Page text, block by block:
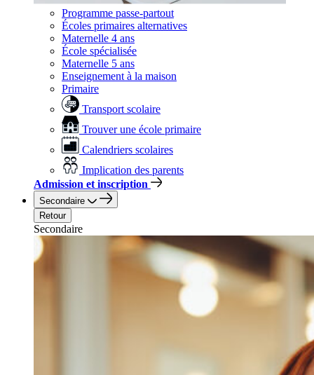
Programme passe-partout
Écoles primaires alternatives
Maternelle 4 ans
École spécialisée
Maternelle 5 ans
Enseignement à la maison
Primaire
Transport scolaire
Trouver une école primaire
Calendriers scolaires
Implication des parents
Admission et inscription
Secondaire
Retour
Secondaire